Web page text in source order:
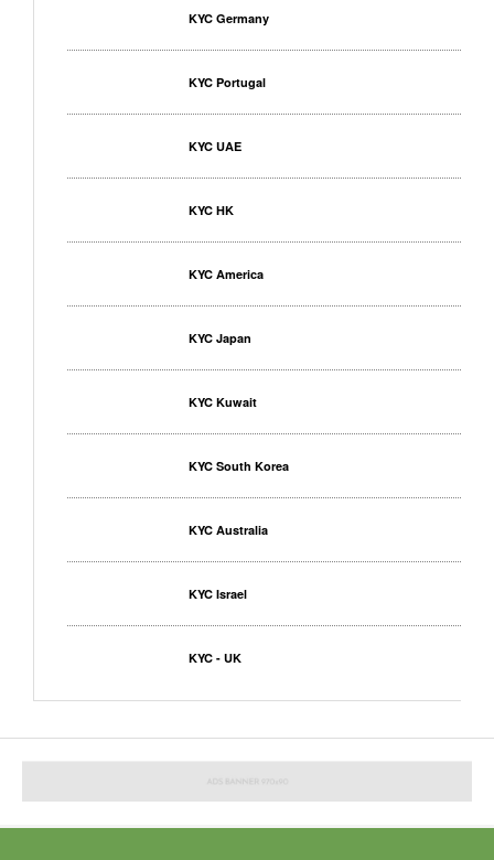
KYC Germany
KYC Portugal
KYC UAE
KYC HK
KYC America
KYC Japan
KYC Kuwait
KYC South Korea
KYC Australia
KYC Israel
KYC - UK